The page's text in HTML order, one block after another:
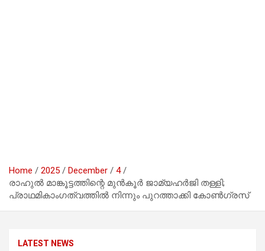
Home 2025 December
4
രാഹുൽ മാങ്കൂട്ടത്തിന്റെ മുൻകൂർ ജാമ്യഹർജി തള്ളി;
പ്രാഥമികാംഗത്വത്തിൽ നിന്നും പുറത്താക്കി കോൺഗ്രസ്
LATEST NEWS